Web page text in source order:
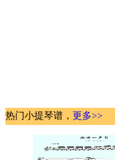
热门小提琴谱， 更多>>